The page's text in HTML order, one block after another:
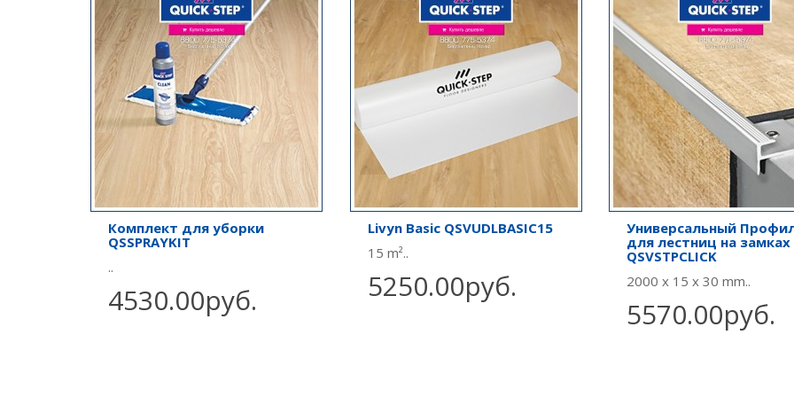
Комплект для уборки
QSSPRAYKIT
..
4530.00руб.
Livyn Basic QSVUDLBASIC15
15 m²..
5250.00руб.
Универсальный
для лестниц на замках
QSVSTPCLICK
2000 x 15 x 30 mm..
5570.00руб.